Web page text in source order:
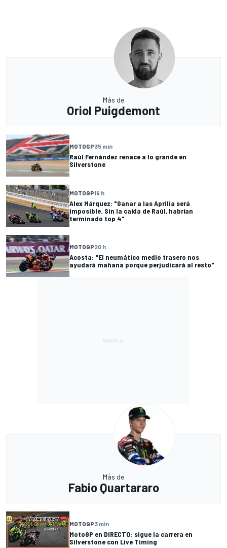
Más de
Oriol Puigdemont
MOTOGP35 min
Raúl Fernández renace a lo grande en
Silverstone
MOTOGP19 h
Alex Márquez: "Ganar a las Aprilia será
imposible. Sin la caída de Raúl, habrían
terminado top 4"
MOTOGP20 h
Acosta: "El neumático medio trasero nos
ayudará mañana porque perjudicará al resto"
Más de
Fabio Quartararo
MOTOGP3 min
MotoGP en DIRECTO: sigue la carrera en
Silverstone con Live Timing